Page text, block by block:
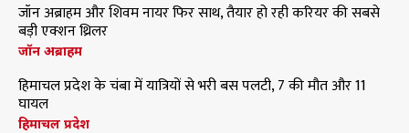
जॉन अब्राहम और शिवम नायर फिर साथ, तैयार हो रही करियर की सबसे
बड़ी एक्शन थ्रिलर
जॉन अब्राहम
हिमाचल प्रदेश के चंबा में यात्रियों से भरी बस पलटी, 7 की मौत और 11
घायल
हिमाचल प्रदेश